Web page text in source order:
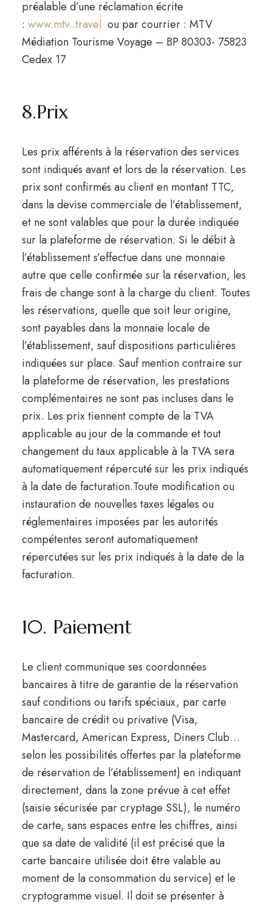
préalable d’une réclamation écrite
: www.mtv..travel ou par courrier : MTV
Médiation Tourisme Voyage – BP 80303- 75823
Cedex 17
8.Prix
Les prix afférents à la réservation des services
sont indiqués avant et lors de la réservation. Les
prix sont confirmés au client en montant TTC,
dans la devise commerciale de l’établissement,
et ne sont valables que pour la durée indiquée
sur la plateforme de réservation. Si le débit à
l’établissement s’effectue dans une monnaie
autre que celle confirmée sur la réservation, les
frais de change sont à la charge du client. Toutes
les réservations, quelle que soit leur origine,
sont payables dans la monnaie locale de
l’établissement, sauf dispositions particulières
indiquées sur place. Sauf mention contraire sur
la plateforme de réservation, les prestations
complémentaires ne sont pas incluses dans le
prix. Les prix tiennent compte de la TVA
applicable au jour de la commande et tout
changement du taux applicable à la TVA sera
automatiquement répercuté sur les prix indiqués
à la date de facturation.Toute modification ou
instauration de nouvelles taxes légales ou
réglementaires imposées par les autorités
compétentes seront automatiquement
répercutées sur les prix indiqués à la date de la
facturation.
10. Paiement
Le client communique ses coordonnées
bancaires à titre de garantie de la réservation
sauf conditions ou tarifs spéciaux, par carte
bancaire de crédit ou privative (Visa,
Mastercard, American Express, Diners Club…
selon les possibilités offertes par la plateforme
de réservation de l’établissement) en indiquant
directement, dans la zone prévue à cet effet
(saisie sécurisée par cryptage SSL), le numéro
de carte, sans espaces entre les chiffres, ainsi
que sa date de validité (il est précisé que la
carte bancaire utilisée doit être valable au
moment de la consommation du service) et le
cryptogramme visuel. Il doit se présenter à